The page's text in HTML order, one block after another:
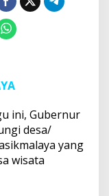
ini, Gubernur
desa/
yang
wisata